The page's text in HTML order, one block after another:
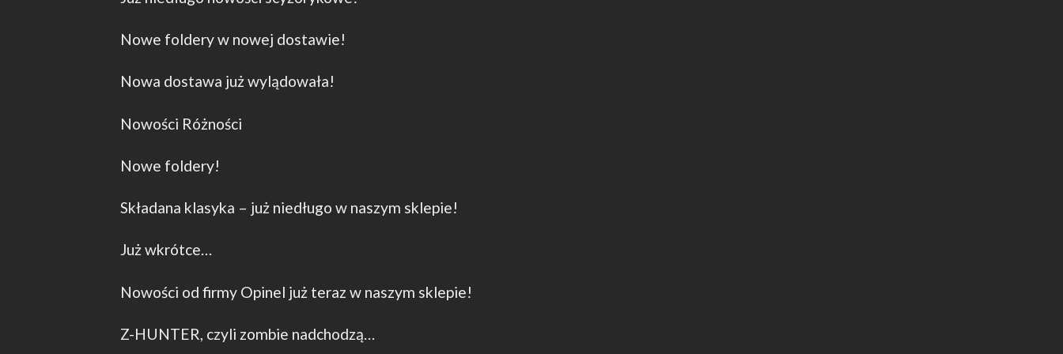
Nowe foldery w nowej dostawie!
Nowa dostawa już wylądowała!
Nowości Różności
Nowe foldery!
Składana klasyka – już niedługo w naszym sklepie!
Już wkrótce…
Nowości od firmy Opinel już teraz w naszym sklepie!
Z-HUNTER, czyli zombie nadchodzą…